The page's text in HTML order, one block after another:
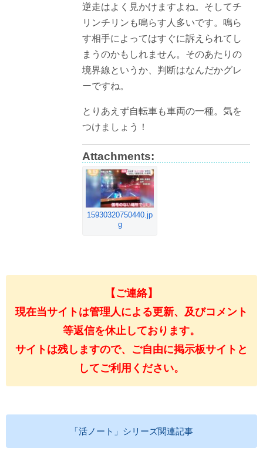
逆走はよく見かけますよね。そしてチ
リンチリンも鳴らす人多いです。鳴ら
す相手によってはすぐに訴えられてし
まうのかもしれません。そのあたりの
境界線というか、判断はなんだかグレ
ーですね。
とりあえず自転車も車両の一種。気を
つけましょう！
Attachments:
15930320750440.jp
g
【ご連絡】
現在当サイトは管理人による更新、及びコメント
等返信を休止しております。
サイトは残しますので、ご自由に掲示板サイトと
してご利用ください。
「活ノート」シリーズ関連記事